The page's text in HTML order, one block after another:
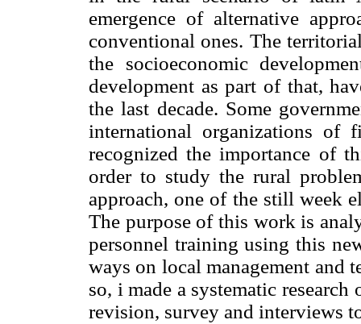
emergence of alternative
conventional ones. The
the socioeconomic
development as part of that,
the last decade. Some
international organizations of
recognized the importance of
order to study the rural
approach, one of the still week
The purpose of this work is
personnel training using this
ways on local management and
so, i made a systematic
revision, survey and interviews